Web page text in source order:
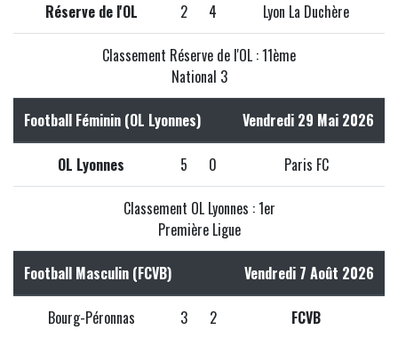
Réserve de l'OL 2 4 Lyon La Duchère
Classement Réserve de l'OL : 11ème
National 3
Football Féminin (OL Lyonnes) Vendredi 29 Mai 2026
OL Lyonnes 5 0 Paris FC
Classement OL Lyonnes : 1er
Première Ligue
Football Masculin (FCVB) Vendredi 7 Août 2026
Bourg-Péronnas 3 2 FCVB